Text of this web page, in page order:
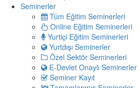
Seminerler
Tüm Eğitim Seminerleri
Online Eğitim Seminerleri
Yurtiçi Eğitim Seminerleri
Yurtdışı Seminerler
Özel Sektör Seminerleri
E-Devlet Onaylı Seminerler
Seminer Kayıt